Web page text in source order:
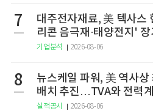
7
대주전자재료, 美 텍사스
리콘 음극재·태양전지'
기업분석 2026-08-06
8
뉴스케일 파워, 美 역사상
배치 추진…TVA와 전력
실적공시 2026-08-06